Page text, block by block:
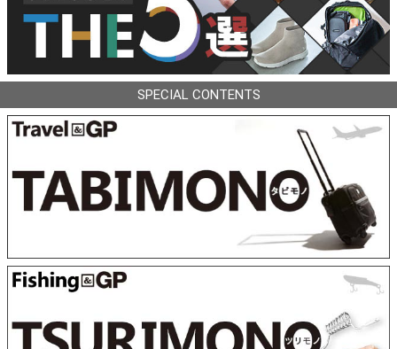
SPECIAL CONTENTS